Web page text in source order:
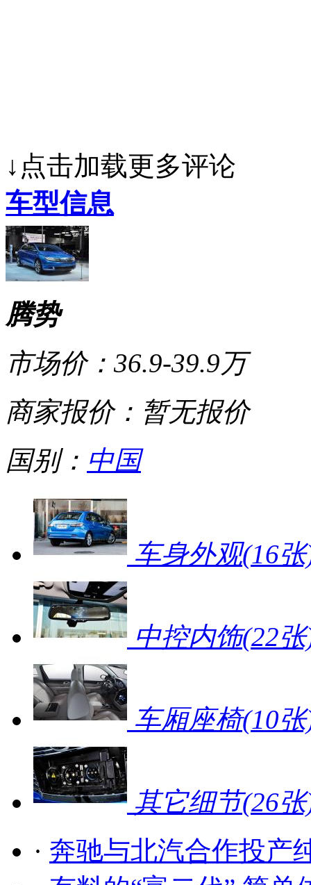
↓点击加载更多评论
车型信息
腾势
市场价： 36.9-39.9万
商家报价： 暂无报价
国别： 中国
车身外观(16
中控内饰(22
车厢座椅(10
其它细节(26
· 奔驰与北汽合作投产